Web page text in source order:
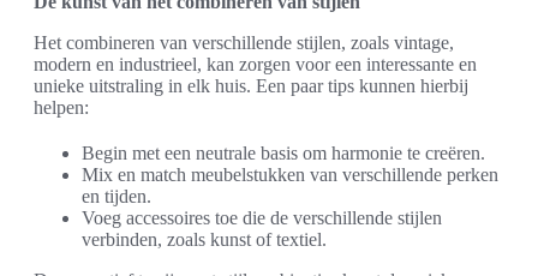
Het combineren van verschillende stijlen, zoals vintage,
modern en industrieel, kan zorgen voor een interessante en
unieke uitstraling in elk huis. Een paar tips kunnen hierbij
helpen:
Begin met een neutrale basis om harmonie te creëren.
Mix en match meubelstukken van verschillende perken
en tijden.
Voeg accessoires toe die de verschillende stijlen
verbinden, zoals kunst of textiel.